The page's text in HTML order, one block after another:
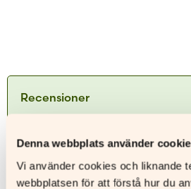
Denna webbplats använder
Vi använder cookies och liknande
webbplatsen för att förstå hur du
Recensioner
Både miljö och karaktärer
kornet; oundvikligen känner en
åtminstone någon av de
karaktärerna. Inte alltigenom
Författare